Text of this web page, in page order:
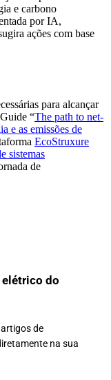
e carbono
por IA,
ações com base
para alcançar
“The path to net-
e as emissões de
EcoStruxure
sistemas
de
do
de
na sua